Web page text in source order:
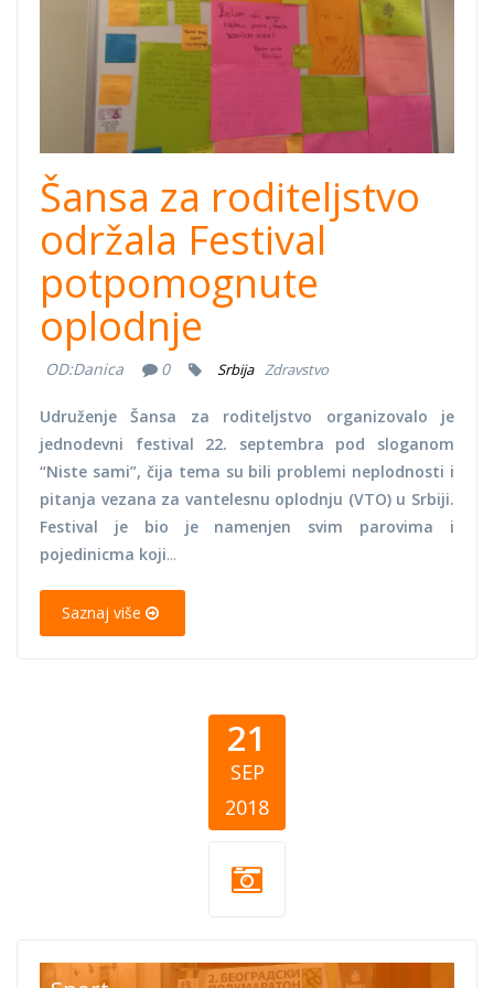
Šansa za roditeljstvo
održala Festival
potpomognute
oplodnje
OD:Danica 0 Srbija Zdravstvo
Udruženje Šansa za roditeljstvo organizovalo je
jednodevni festival 22. septembra pod sloganom
“Niste sami”, čija tema su bili problemi neplodnosti i
pitanja vezana za vantelesnu oplodnju (VTO) u Srbiji.
Festival je bio je namenjen svim parovima i
pojedinicma koji...
Saznaj više
21
SEP
2018